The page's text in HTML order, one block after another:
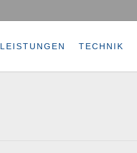
LEISTUNGEN TECHNIK